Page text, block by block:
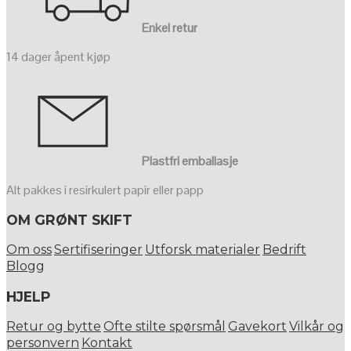
Enkel retur
14 dager åpent kjøp
Plastfri emballasje
Alt pakkes i resirkulert papir eller papp
OM GRØNT SKIFT
Om ossSertifiseringer Utforsk materialer Bedrift
Blogg
HJELP
Retur og bytte Ofte stilte spørsmål Gavekort Vilkår og
personvern Kontakt